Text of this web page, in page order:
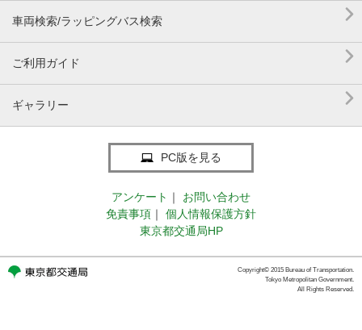
車両検索/ラッピングバス検索 
ご利用ガイド 
ギャラリー 
PC版を見る
アンケート ｜
お問い合わせ
免責事項 ｜
個人情報保護方針
東京都交通局HP
Copyright© 2015 Bureau of Transportation.
Tokyo Metropolitan Government.
All Rights Reserved.